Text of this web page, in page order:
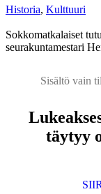
Historia, Kulttuuri
Sokkomatkalaiset
seurakuntamestari
Sisältö vain
täytyy